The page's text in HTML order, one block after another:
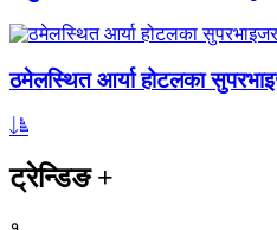
ठमेलस्थित आर्या होटलका
ट्रेन्डिङ+